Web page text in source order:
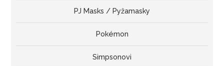
PJ Masks / Pyžamasky
Pokémon
Simpsonovi